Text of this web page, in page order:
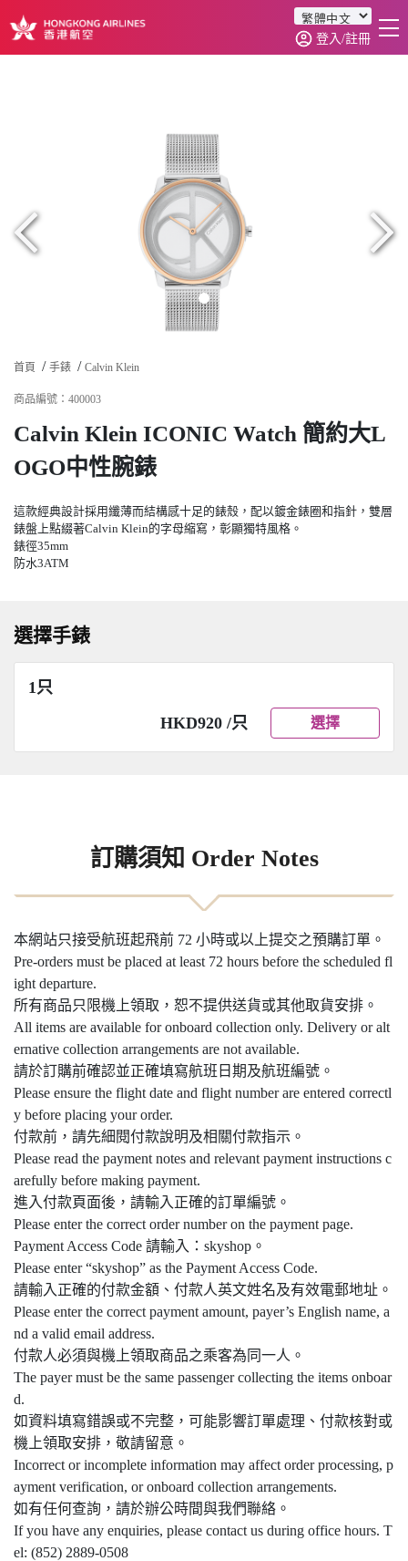
登入/註冊
首頁 手錶 Calvin Klein
商品編號：400003
Calvin Klein ICONIC Watch 簡約大L
OGO中性腕錶
這款經典設計採用纖薄而結構感十足的錶殼，配以鍍金錶圈和指針，雙層
錶盤上點綴著Calvin Klein的字母縮寫，彰顯獨特風格。
錶徑35mm
防水3ATM
選擇手錶
1只
HKD920 /只
選擇
訂購須知 Order Notes
本網站只接受航班起飛前 72 小時或以上提交之預購訂單。
Pre-orders must be placed at least 72 hours before the scheduled fl
ight departure.
所有商品只限機上領取，恕不提供送貨或其他取貨安排。
All items are available for onboard collection only. Delivery or alt
ernative collection arrangements are not available.
請於訂購前確認並正確填寫航班日期及航班編號。
Please ensure the flight date and flight number are entered correctl
y before placing your order.
付款前，請先細閱付款說明及相關付款指示。
Please read the payment notes and relevant payment instructions c
arefully before making payment.
進入付款頁面後，請輸入正確的訂單編號。
Please enter the correct order number on the payment page.
Payment Access Code 請輸入：skyshop。
Please enter “skyshop” as the Payment Access Code.
請輸入正確的付款金額、付款人英文姓名及有效電郵地址。
Please enter the correct payment amount, payer’s English name, a
nd a valid email address.
付款人必須與機上領取商品之乘客為同一人。
The payer must be the same passenger collecting the items onboar
d.
如資料填寫錯誤或不完整，可能影響訂單處理、付款核對或
機上領取安排，敬請留意。
Incorrect or incomplete information may affect order processing, p
ayment verification, or onboard collection arrangements.
如有任何查詢，請於辦公時間與我們聯絡。
If you have any enquiries, please contact us during office hours. T
el: (852) 2889-0508